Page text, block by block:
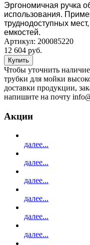
Эргономичная ручка
использования.
труднодоступных
емкостей.
Артикул: 200085220
12 604 руб.
Купить
Чтобы уточнить
трубки для мойки
доставки продукции,
напишите на почту
Акции
далее...
далее...
далее...
далее...
далее...
далее...